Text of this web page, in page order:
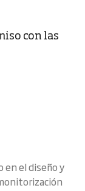
con las
en el diseño y